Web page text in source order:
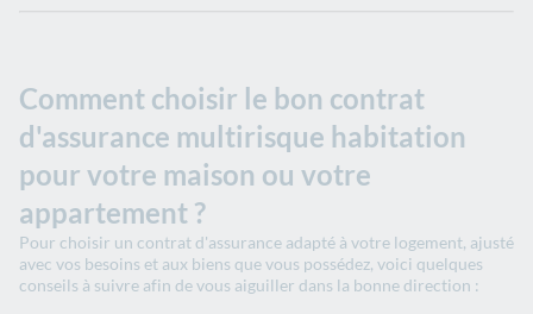
Comment choisir le bon contrat
d'assurance multirisque habitation
pour votre maison ou votre
appartement ?
Pour choisir un contrat d'assurance adapté à votre logement, ajusté
avec vos besoins et aux biens que vous possédez, voici quelques
conseils à suivre afin de vous aiguiller dans la bonne direction :